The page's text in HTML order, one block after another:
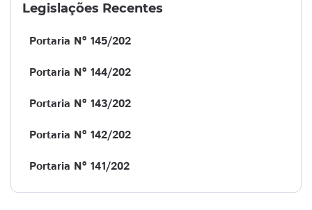
Legislações Recentes
Portaria Nº 145/202
Portaria Nº 144/202
Portaria Nº 143/202
Portaria Nº 142/202
Portaria Nº 141/202